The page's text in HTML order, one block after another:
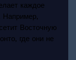
каждое
Например,
Восточную
где они не